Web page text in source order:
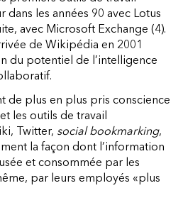
les années 90 avec Lotus
avec Microsoft Exchange (4).
de Wikipédia en 2001
du potentiel de l’intelligence
de plus en plus pris conscience
les outils de travail
Twitter, social bookmarking,
la façon dont l’information
et consommée par les
par leurs employés «plus